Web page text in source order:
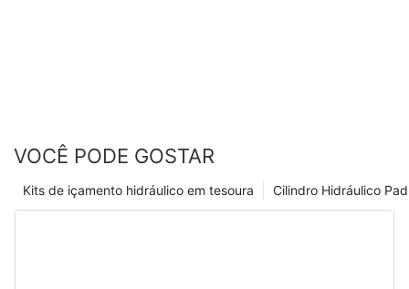
VOCÊ PODE GOSTAR
Cilindro Hidráulico
Kits de içamento hidráulico em tesoura